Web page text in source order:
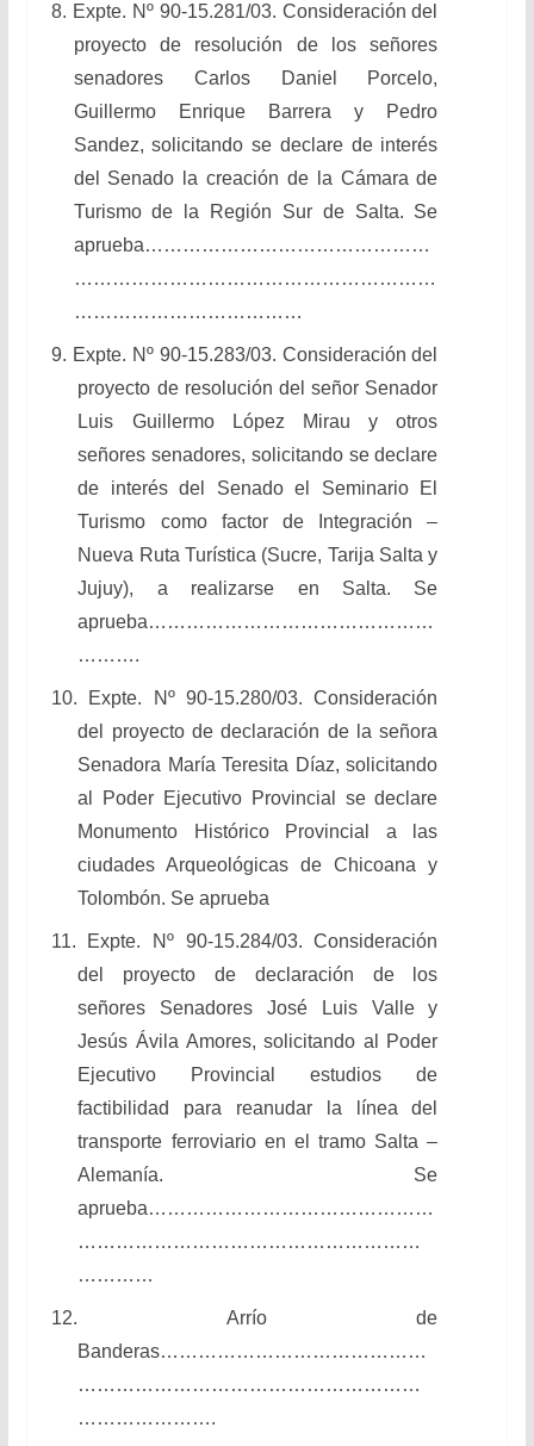
8. Expte. Nº 90-15.281/03. Consideración del
proyecto de resolución de los señores
senadores Carlos Daniel Porcelo,
Guillermo Enrique Barrera y Pedro
Sandez, solicitando se declare de interés
del Senado la creación de la Cámara de
Turismo de la Región Sur de Salta. Se
aprueba………………………………………
…………………………………………………
………………………………
9. Expte. Nº 90-15.283/03. Consideración del
proyecto de resolución del señor Senador
Luis Guillermo López Mirau y otros
señores senadores, solicitando se declare
de interés del Senado el Seminario El
Turismo como factor de Integración –
Nueva Ruta Turística (Sucre, Tarija Salta y
Jujuy), a realizarse en Salta. Se
aprueba………………………………………
……….
10. Expte. Nº 90-15.280/03. Consideración
del proyecto de declaración de la señora
Senadora María Teresita Díaz, solicitando
al Poder Ejecutivo Provincial se declare
Monumento Histórico Provincial a las
ciudades Arqueológicas de Chicoana y
Tolombón. Se aprueba
11. Expte. Nº 90-15.284/03. Consideración
del proyecto de declaración de los
señores Senadores José Luis Valle y
Jesús Ávila Amores, solicitando al Poder
Ejecutivo Provincial estudios de
factibilidad para reanudar la línea del
transporte ferroviario en el tramo Salta –
Alemanía. Se
aprueba………………………………………
………………………………………………
…………
12. Arrío de
Banderas……………………………………
………………………………………………
………………….